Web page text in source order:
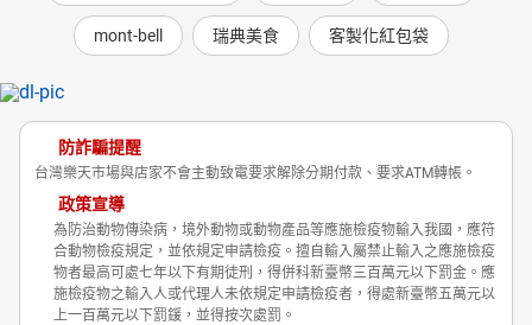
mont-bell 瑞典美食 客製化紅包袋
防詐騙提醒
台灣樂天市場與店家不會主動致電要求解除分期付款、要求ATM轉帳。
政策宣導
為防治動物傳染病，境外動物或動物產品等應施檢疫物輸入我國，應符
合動物檢疫規定，並依規定申請檢疫。擅自輸入屬禁止輸入之應施檢疫
物者最高可處七年以下有期徒刑，得併科新臺幣三百萬元以下罰金。應
施檢疫物之輸入人或代理人未依規定申請檢疫者，得處新臺幣五萬元以
上一百萬元以下罰鍰，並得按次處罰。